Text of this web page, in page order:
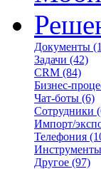
Документы
Задачи (42)
CRM (84)
Бизнес-
Чат-боты (6)
Сотрудники
Импорт/
Телефония
Инструменты
Другое (97)